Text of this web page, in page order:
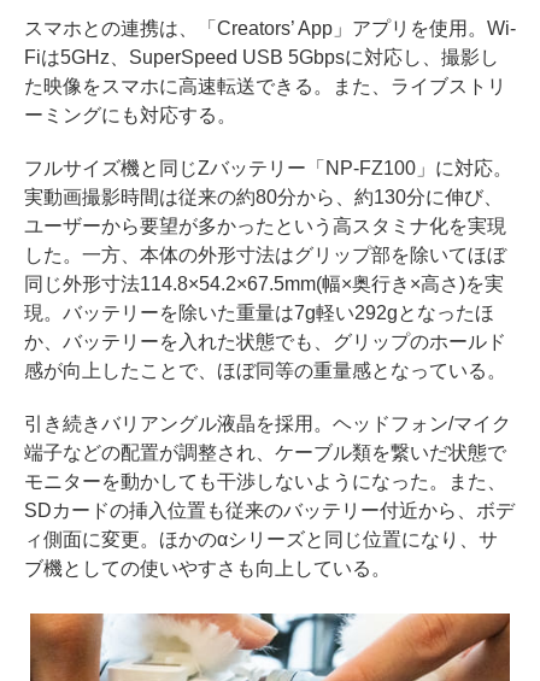
スマホとの連携は、「Creators’ App」アプリを使用。Wi-
Fiは5GHz、SuperSpeed USB 5Gbpsに対応し、撮影し
た映像をスマホに高速転送できる。また、ライブストリ
ーミングにも対応する。
フルサイズ機と同じZバッテリー「NP-FZ100」に対応。
実動画撮影時間は従来の約80分から、約130分に伸び、
ユーザーから要望が多かったという高スタミナ化を実現
した。一方、本体の外形寸法はグリップ部を除いてほぼ
同じ外形寸法114.8×54.2×67.5mm(幅×奥行き×高さ)を実
現。バッテリーを除いた重量は7g軽い292gとなったほ
か、バッテリーを入れた状態でも、グリップのホールド
感が向上したことで、ほぼ同等の重量感となっている。
引き続きバリアングル液晶を採用。ヘッドフォン/マイク
端子などの配置が調整され、ケーブル類を繋いだ状態で
モニターを動かしても干渉しないようになった。また、
SDカードの挿入位置も従来のバッテリー付近から、ボデ
ィ側面に変更。ほかのαシリーズと同じ位置になり、サ
ブ機としての使いやすさも向上している。